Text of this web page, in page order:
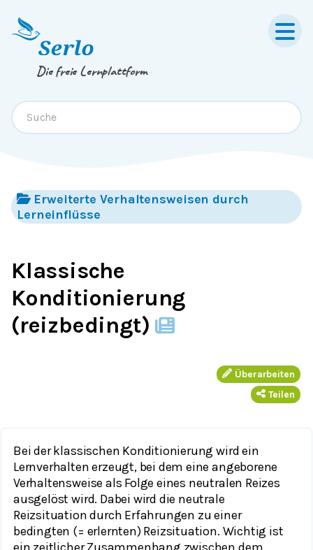
Springe zum
Die freie Lernplattform
Erweiterte Verhaltensweisen durch
Lerneinflüsse
Klassische
Konditionierung
(reizbedingt)
Überarbeiten
Teilen
Bei der klassischen Konditionierung wird ein
Lernverhalten erzeugt, bei dem eine angeborene
Verhaltensweise als Folge eines neutralen Reizes
ausgelöst wird. Dabei wird die neutrale
Reizsituation durch Erfahrungen zu einer
bedingten (= erlernten) Reizsituation. Wichtig ist